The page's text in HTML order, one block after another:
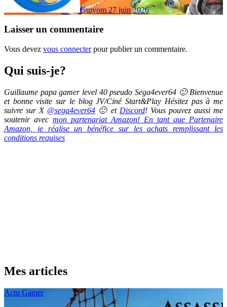
Guiyom 27 juin 2026
Laisser un commentaire
Vous devez vous connecterpour publier un commentaire.
Qui suis-je?
Guillaume papa gamer level 40 pseudo Sega4ever64 🙂 Bienvenue
et bonne visite sur le blog JV/Ciné Start&Play Hésitez pas à me
suivre sur X @sega4ever64 🙂 et Discord! Vous pouvez aussi me
soutenir avec mon partenariat Amazon! En tant que Partenaire
Amazon, je réalise un bénéfice sur les achats remplissant les
conditions requises
Mes articles
Actu Gamer